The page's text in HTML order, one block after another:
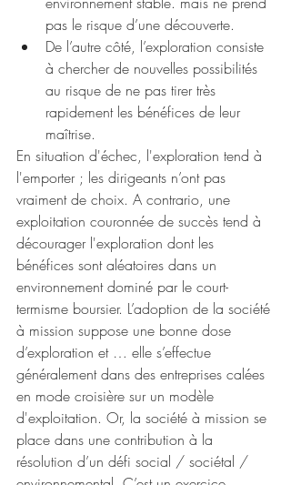
pas le risque d’une découverte.
De l’autre côté, l’exploration consiste
à chercher de nouvelles possibilités
au risque de ne pas tirer très
rapidement les bénéfices de leur
maîtrise.
En situation d'échec, l'exploration tend à
l'emporter ; les dirigeants n’ont pas
vraiment de choix. A contrario, une
exploitation couronnée de succès tend à
décourager l'exploration dont les
bénéfices sont aléatoires dans un
environnement dominé par le court-
termisme boursier. L’adoption de la société
à mission suppose une bonne dose
d’exploration et … elle s’effectue
généralement dans des entreprises calées
en mode croisière sur un modèle
d'exploitation. Or, la société à mission se
place dans une contribution à la
résolution d’un défi social / sociétal /